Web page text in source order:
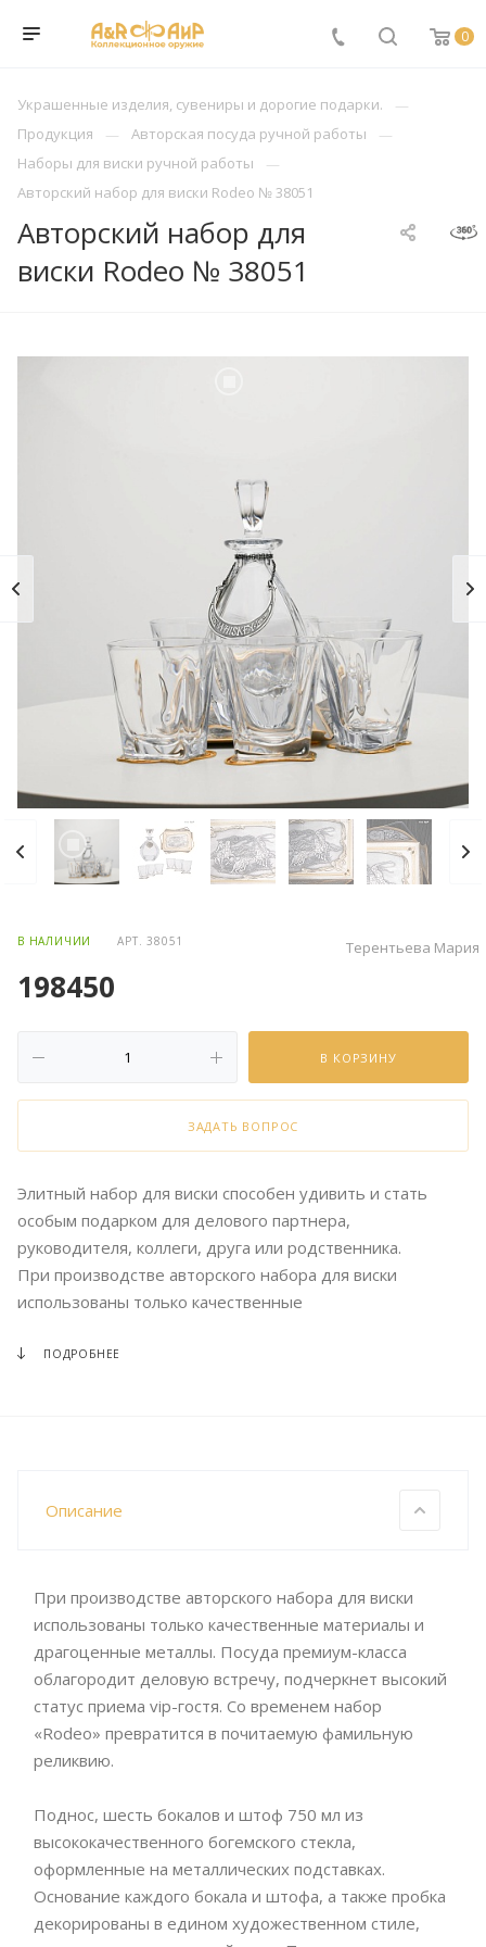
0
Украшенные изделия, сувениры и дорогие подарки.
Продукция
Авторская посуда ручной работы
Наборы для виски ручной работы
Авторский набор для виски Rodeo № 38051
Авторский набор для
виски Rodeo № 38051
В НАЛИЧИИ АРТ.38051 Терентьева Мария
198450
В КОРЗИНУ
ЗАДАТЬ ВОПРОС
Элитный набор для виски способен удивить и стать
особым подарком для делового партнера,
руководителя, коллеги, друга или родственника.
При производстве авторского набора для виски
использованы только качественные
ПОДРОБНЕЕ
Описание
При производстве авторского набора для виски
использованы только качественные материалы и
драгоценные металлы. Посуда премиум-класса
облагородит деловую встречу, подчеркнет высокий
статус приема vip-гостя. Со временем набор
«Rodeo» превратится в почитаемую фамильную
реликвию.
Поднос, шесть бокалов и штоф 750 мл из
высококачественного богемского стекла,
оформленные на металлических подставках.
Основание каждого бокала и штофа, а также пробка
декорированы в едином художественном стиле,